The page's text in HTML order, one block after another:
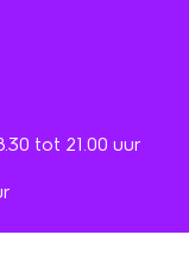
tot 21.00 uur